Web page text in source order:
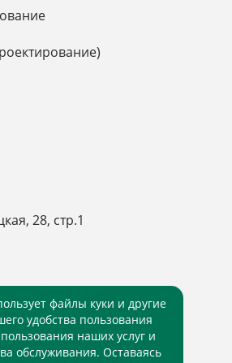
28, стр.1
файлы куки и другие
удобства пользования
наших услуг и
обслуживания. Оставаясь